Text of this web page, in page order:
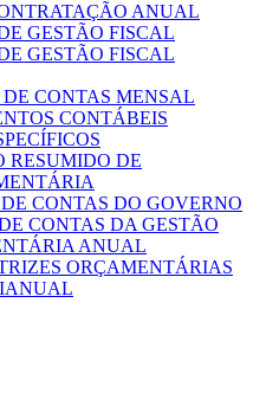
ANUAL
GESTÃO FISCAL
GESTÃO FISCAL
CONTAS MENSAL
CONTÁBEIS
RESUMIDO DE
CONTAS DO GOVERNO
CONTAS DA GESTÃO
ANUAL
ORÇAMENTÁRIAS